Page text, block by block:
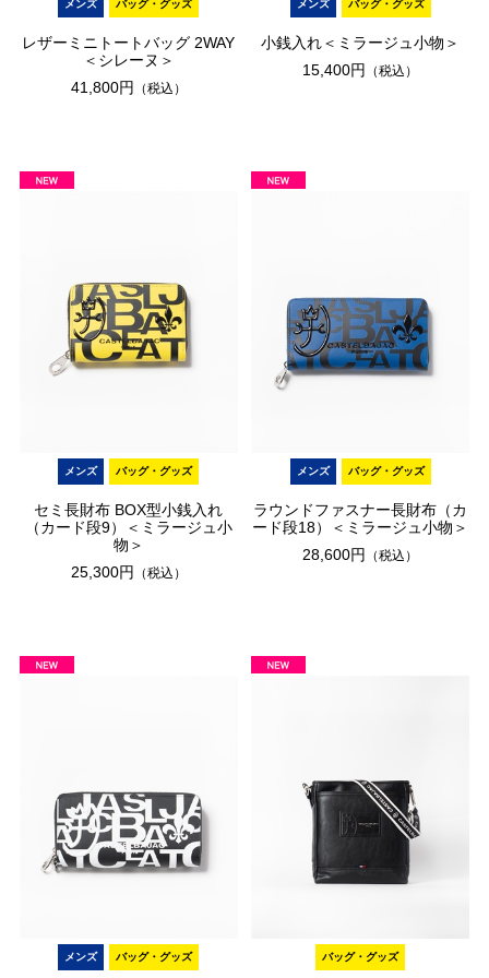
メンズ バッグ・グッズ
レザーミニトートバッグ 2WAY
＜シレーヌ＞
41,800円
（税込）
メンズ バッグ・グッズ
小銭入れ＜ミラージュ小物＞
15,400円
（税込）
メンズ バッグ・グッズ
セミ長財布 BOX型小銭入れ
（カード段9）＜ミラージュ小
物＞
25,300円
（税込）
メンズ バッグ・グッズ
ラウンドファスナー長財布（カ
ード段18）＜ミラージュ小物＞
28,600円
（税込）
メンズ バッグ・グッズ バッグ・グッズ